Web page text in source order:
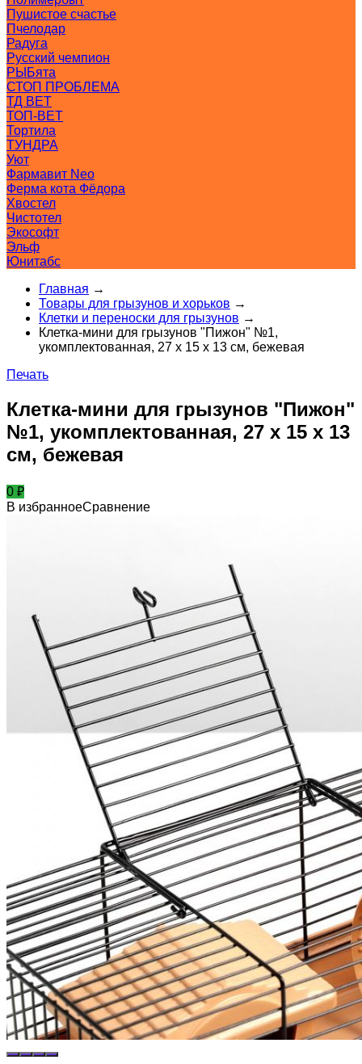
Пушистое счастье
Пчелодар
Радуга
Русский чемпион
РЫБята
СТОП ПРОБЛЕМА
ТД ВЕТ
ТОП-ВЕТ
Тортила
ТУНДРА
Уют
Фармавит Neo
Ферма кота Фёдора
Хвостел
Чистотел
Экософт
Эльф
Юнитабс
Главная →
Товары для грызунов и хорьков →
Клетки и переноски для грызунов →
Клетка-мини для грызунов "Пижон" №1,
укомплектованная, 27 х 15 х 13 см, бежевая
Печать
Клетка-мини для грызунов "Пижон"
№1, укомплектованная, 27 х 15 х 13
см, бежевая
0 ₽
В избранноеСравнение